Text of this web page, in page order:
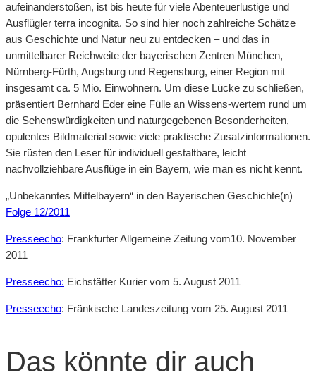
aufeinanderstoßen, ist bis heute für viele Abenteuerlustige und
Ausflügler terra incognita. So sind hier noch zahlreiche Schätze
aus Geschichte und Natur neu zu entdecken – und das in
unmittelbarer Reichweite der bayerischen Zentren München,
Nürnberg-Fürth, Augsburg und Regensburg, einer Region mit
insgesamt ca. 5 Mio. Einwohnern. Um diese Lücke zu schließen,
präsentiert Bernhard Eder eine Fülle an Wissens-wertem rund um
die Sehenswürdigkeiten und naturgegebenen Besonderheiten,
opulentes Bildmaterial sowie viele praktische Zusatzinformationen.
Sie rüsten den Leser für individuell gestaltbare, leicht
nachvollziehbare Ausflüge in ein Bayern, wie man es nicht kennt.
„Unbekanntes Mittelbayern“ in den Bayerischen Geschichte(n)
Folge 12/2011
Presseecho: Frankfurter Allgemeine Zeitung vom10. November
2011
Presseecho: Eichstätter Kurier vom 5. August 2011
Presseecho: Fränkische Landeszeitung vom 25. August 2011
Das könnte dir auch